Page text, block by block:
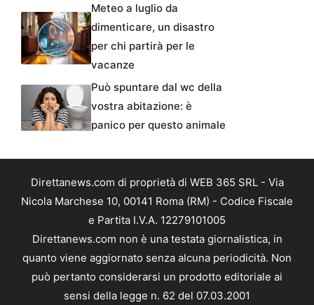
Meteo a luglio da
dimenticare, un disastro
per chi partirà per le
vacanze
Può spuntare dal wc della
vostra abitazione: è
panico per questo animale
Direttanews.com di proprietà di WEB 365 SRL - Via
Nicola Marchese 10, 00141 Roma (RM) - Codice Fiscale
e Partita I.V.A. 12279101005
Direttanews.com non è una testata giornalistica, in
quanto viene aggiornato senza alcuna periodicità. Non
può pertanto considerarsi un prodotto editoriale ai
sensi della legge n. 62 del 07.03.2001